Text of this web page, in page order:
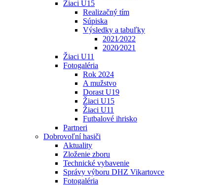
Žiaci U15
Realizačný tím
Súpiska
Výsledky a tabuľky
2021⁄2022
2020⁄2021
Žiaci U11
Fotogaléria
Rok 2024
A mužstvo
Dorast U19
Žiaci U15
Žiaci U11
Futbalové ihrisko
Partneri
Dobrovoľní hasiči
Aktuality
Zloženie zboru
Technické vybavenie
Správy výboru DHZ Vikartovce
Fotogaléria